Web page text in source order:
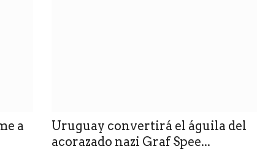
a
Uruguay convertirá el águila del
acorazado nazi Graf Spee...